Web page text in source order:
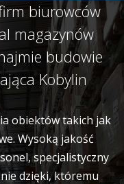
biurowców
magazynów
budowie
Kobylin
obiektów takich jak
Wysoką jakość
specjalistyczny
dzięki, któremu